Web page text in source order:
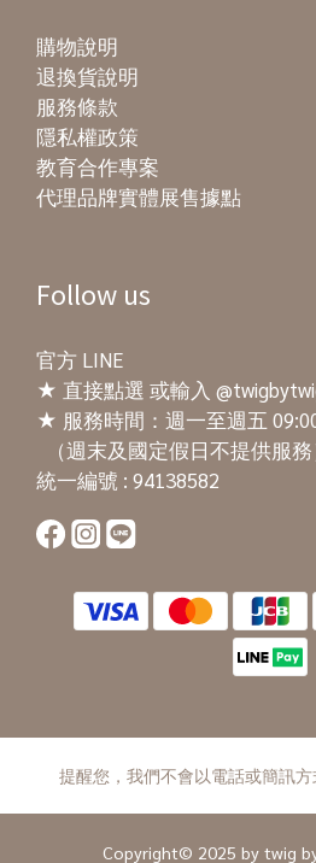
購物說明
退換貨說明
服務條款
隱私權政策
教育合作專案
代理品牌實體展售據點
Follow us
官方 LINE
★ 直接點選 或輸入
★ 服務時間：週一至週五
（週末及國定假日不提供服務
統一編號 : 94138582
提醒您，我們不會以電話或簡訊方
Copyright© 2025 by twig